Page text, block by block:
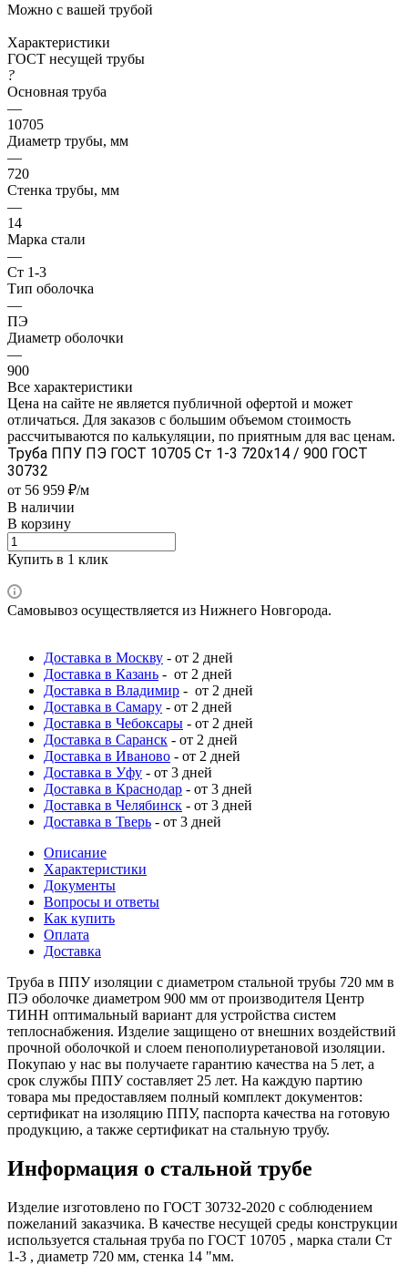
Можно с вашей трубой
Характеристики
ГОСТ несущей трубы
?
Основная труба
—
10705
Диаметр трубы, мм
—
720
Стенка трубы, мм
—
14
Марка стали
—
Ст 1-3
Тип оболочка
—
ПЭ
Диаметр оболочки
—
900
Все характеристики
Цена на сайте не является публичной офертой и может
отличаться. Для заказов с большим объемом стоимость
рассчитываются по калькуляции, по приятным для вас ценам.
Труба ППУ ПЭ ГОСТ 10705 Ст 1-3 720x14 / 900 ГОСТ
30732
от 56 959 ₽/м
В наличии
В корзину
Купить в 1 клик
Самовывоз осуществляется из Нижнего Новгорода.
Доставка в Москву - от 2 дней
Доставка в Казань - от 2 дней
Доставка в Владимир - от 2 дней
Доставка в Самару - от 2 дней
Доставка в Чебоксары - от 2 дней
Доставка в Саранск - от 2 дней
Доставка в Иваново - от 2 дней
Доставка в Уфу - от 3 дней
Доставка в Краснодар - от 3 дней
Доставка в Челябинск - от 3 дней
Доставка в Тверь - от 3 дней
Описание
Характеристики
Документы
Вопросы и ответы
Как купить
Оплата
Доставка
Труба в ППУ изоляции с диаметром стальной трубы 720 мм в
ПЭ оболочке диаметром 900 мм от производителя Центр
ТИНН оптимальный вариант для устройства систем
теплоснабжения. Изделие защищено от внешних воздействий
прочной оболочкой и слоем пенополиуретановой изоляции.
Покупаю у нас вы получаете гарантию качества на 5 лет, а
срок службы ППУ составляет 25 лет. На каждую партию
товара мы предоставляем полный комплект документов:
сертификат на изоляцию ППУ, паспорта качества на готовую
продукцию, а также сертификат на стальную трубу.
Информация о стальной трубе
Изделие изготовлено по ГОСТ 30732-2020 с соблюдением
пожеланий заказчика. В качестве несущей среды конструкции
используется стальная труба по ГОСТ 10705 , марка стали Ст
1-3 , диаметр 720 мм, стенка 14 "мм.